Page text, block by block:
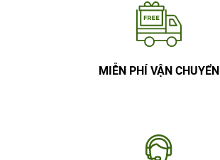
MIỄN PHÍ VẬN CHUYỂN